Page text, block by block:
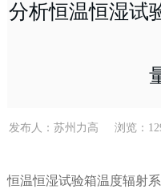
客户案例
联系我们
分析恒温恒湿试
发布人：苏州力高 浏览：
恒温恒湿试验箱温度辐射